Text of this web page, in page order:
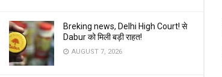
Breking news, Delhi High Court! से
Dabur को मिली बड़ी राहत!
AUGUST 7, 2026